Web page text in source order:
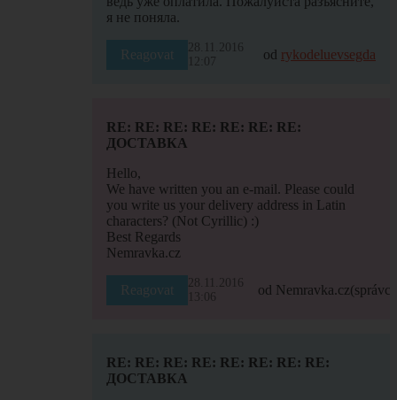
я не поняла.
Reagovat
28.11.2016
12:07
od rykodeluevsegda
RE: RE: RE: RE: RE: RE: RE:
ДОСТАВКА
Hello,
We have written you an e-mail. Please could
you write us your delivery address in Latin
characters? (Not Cyrillic) :)
Best Regards
Nemravka.cz
Reagovat
28.11.2016
13:06
od Nemravka.cz
RE: RE: RE: RE: RE: RE: RE: RE:
ДОСТАВКА